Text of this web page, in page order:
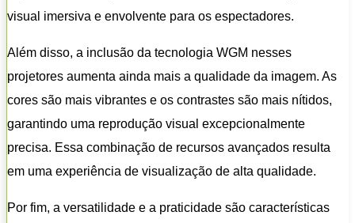
visual imersiva e envolvente para os espectadores.
Além disso, a inclusão da tecnologia WGM nesses
projetores aumenta ainda mais a qualidade da imagem. As
cores são mais vibrantes e os contrastes são mais nítidos,
garantindo uma reprodução visual excepcionalmente
precisa. Essa combinação de recursos avançados resulta
em uma experiência de visualização de alta qualidade.
Por fim, a versatilidade e a praticidade são características